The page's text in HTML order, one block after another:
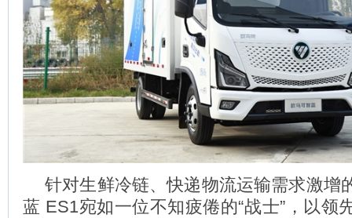
针对生鲜冷链、快递物流运输需求激增
蓝 ES1宛如一位不知疲倦的“战士”，以领